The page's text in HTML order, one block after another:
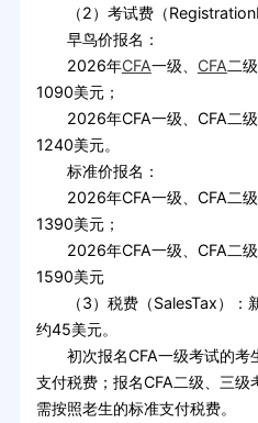
（2）考试费（
早鸟价报名：
2026年CFA一级、 CFA二
1090美元；
2026年CFA一级、CFA二级
1240美元。
标准价报名：
2026年CFA一级、CFA二级
1390美元；
2026年CFA一级、CFA二级
1590美元
（3）税费（SalesTax）：
约45美元。
初次报名CFA一级考试的考
支付税费；报名CFA二级、三级
需按照老生的标准支付税费。